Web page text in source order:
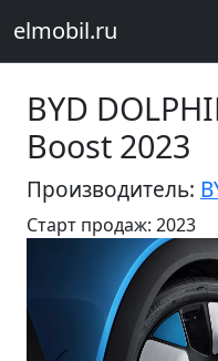
elmobil.ru
BYD
Boost 2023
Производитель:
Старт продаж: 2023